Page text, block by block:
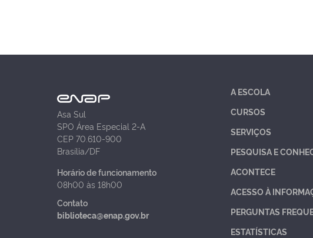
Asa Sul
SPO Área Especial 2-A
CEP 70.610-900
Brasília/DF
Horário de funcionamento
08h00 às 18h00
Contato
biblioteca@enap.gov.br
A ESCOLA
CURSOS
SERVIÇOS
PESQUISA E
ACONTECE
ACESSO À
PERGUNTAS
ESTATÍSTICAS